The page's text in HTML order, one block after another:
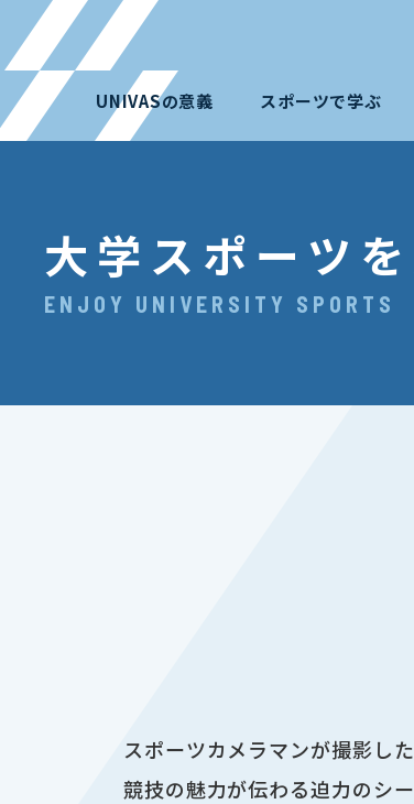
UNIVASの意義 スポーツで学ぶ
大学スポーツ
ENJOY UNIVERSITY SPORTS
スポーツカメラマンが撮影し
競技の魅力が伝わる迫力のシ